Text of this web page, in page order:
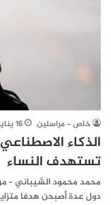
خاص - مراسلين 16 يناير، 2026
الذكاء
تستهدف النساء
محمد محمود الشيباني –
دول عدة أصبحن هدفا